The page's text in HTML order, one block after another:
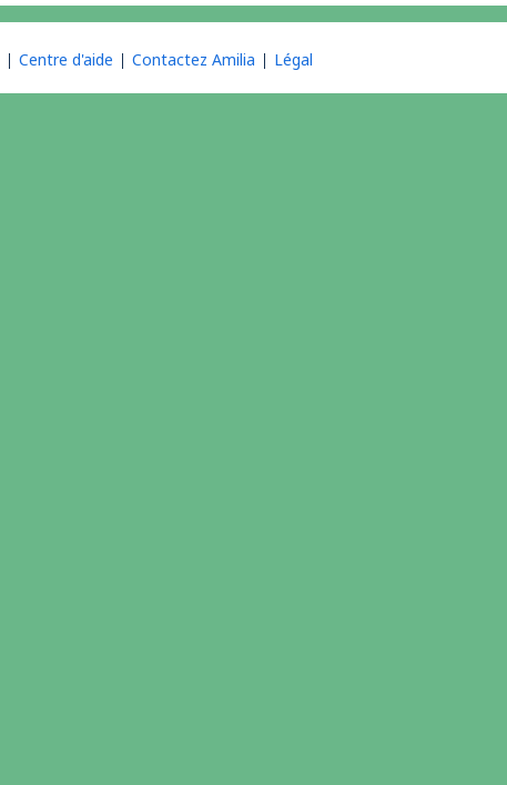
Centre d'aide Contactez Amilia Légal